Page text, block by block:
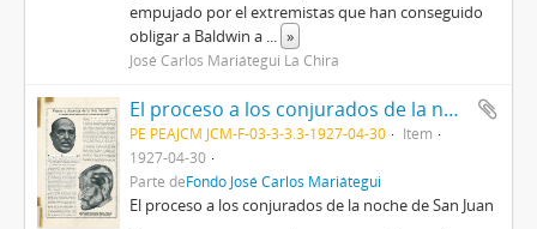
empujado por el extremistas que han conseguido
obligar a Baldwin a ... »
José Carlos Mariátegui La Chira
El proceso a los conjurados de la noche de San Juan
PE PEAJCM JCM-F-03-3-3.3-1927-04-30
Item
1927-04-30
Parte deFondo José Carlos Mariátegui
El proceso a los conjurados de la noche de San Juan